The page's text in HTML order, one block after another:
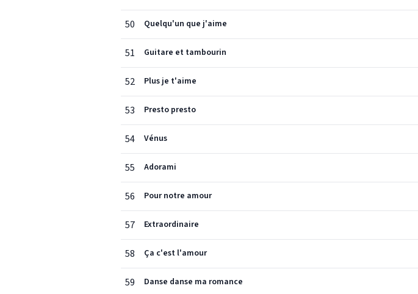
50 Quelqu'un que j'aime
51 Guitare et tambourin
52 Plus je t'aime
53 Presto presto
54 Vénus
55 Adorami
56 Pour notre amour
57 Extraordinaire
58 Ça c'est l'amour
59 Danse danse ma romance